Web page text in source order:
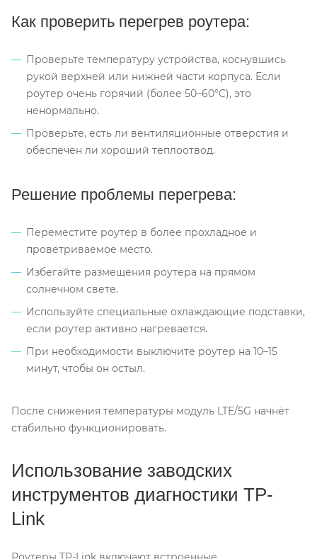
Как проверить перегрев роутера:
Проверьте температуру устройства, коснувшись
рукой верхней или нижней части корпуса. Если
роутер очень горячий (более 50–60°C), это
ненормально.
Проверьте, есть ли вентиляционные отверстия и
обеспечен ли хороший теплоотвод.
Решение проблемы перегрева:
Переместите роутер в более прохладное и
проветриваемое место.
Избегайте размещения роутера на прямом
солнечном свете.
Используйте специальные охлаждающие подставки,
если роутер активно нагревается.
При необходимости выключите роутер на 10–15
минут, чтобы он остыл.
После снижения температуры модуль LTE/5G начнёт
стабильно функционировать.
Использование заводских
инструментов диагностики TP-
Link